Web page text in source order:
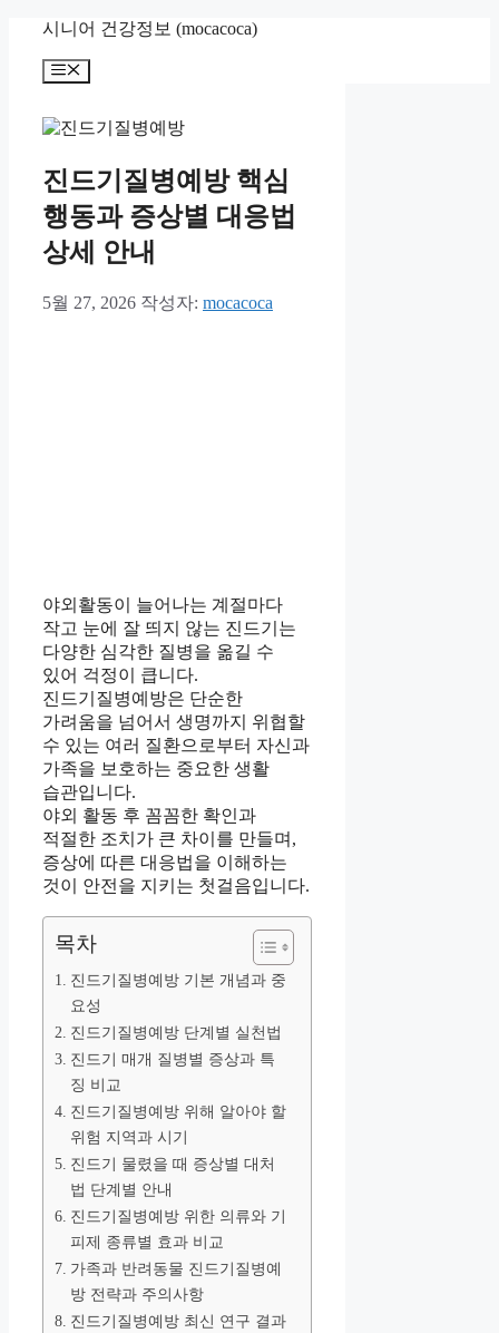
시니어 건강정보 (mocacoca)
메
진드기질병예방 핵심
행동과 증상별 대응법
상세 안내
5월 27, 2026 작성자: mocacoca
야외활동이 늘어나는 계절마다
작고 눈에 잘 띄지 않는 진드기는
다양한 심각한 질병을 옮길 수
있어 걱정이 큽니다.
진드기질병예방은 단순한
가려움을 넘어서 생명까지 위협할
수 있는 여러 질환으로부터 자신과
가족을 보호하는 중요한 생활
습관입니다.
야외 활동 후 꼼꼼한 확인과
적절한 조치가 큰 차이를 만들며,
증상에 따른 대응법을 이해하는
것이 안전을 지키는 첫걸음입니다.
목차
진드기질병예방 기본 개념과 중
요성
진드기질병예방 단계별 실천법
진드기 매개 질병별 증상과 특
징 비교
진드기질병예방 위해 알아야 할
위험 지역과 시기
진드기 물렸을 때 증상별 대처
법 단계별 안내
진드기질병예방 위한 의류와 기
피제 종류별 효과 비교
가족과 반려동물 진드기질병예
방 전략과 주의사항
진드기질병예방 최신 연구 결과